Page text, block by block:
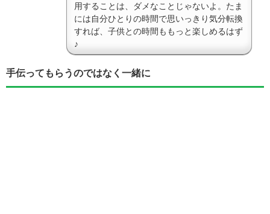
用することは、ダメなことじゃないよ。たま
には自分ひとりの時間で思いっきり気分転換
すれば、子供との時間ももっと楽しめるはず
♪
手伝ってもらうのではなく一緒に